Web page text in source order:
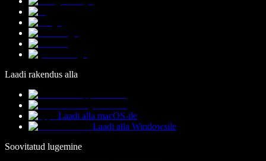
Laadi rakendus alla
Laadi alla macOS-ile
Laadi alla Windowsile
Soovitatud lugemine